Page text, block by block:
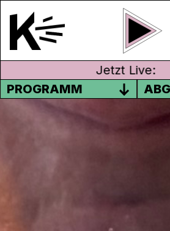
Jetzt Live:
PROGRAMM
antretenden Parteien im
und Solothurn dazu